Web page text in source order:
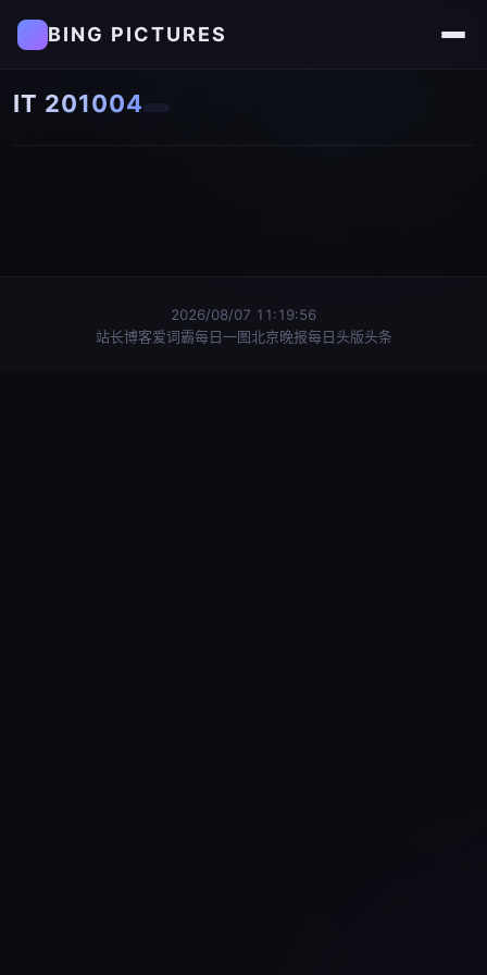
BING PICTURES
IT 201004
2026/08/07 11:19:56
站长博客爱词霸每日一图北京晚报每日头版头条